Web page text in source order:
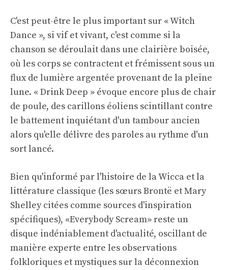
C'est peut-être le plus important sur « Witch
Dance », si vif et vivant, c'est comme si la
chanson se déroulait dans une clairière boisée,
où les corps se contractent et frémissent sous un
flux de lumière argentée provenant de la pleine
lune. « Drink Deep » évoque encore plus de chair
de poule, des carillons éoliens scintillant contre
le battement inquiétant d'un tambour ancien
alors qu'elle délivre des paroles au rythme d'un
sort lancé.
Bien qu'informé par l'histoire de la Wicca et la
littérature classique (les sœurs Brontë et Mary
Shelley citées comme sources d'inspiration
spécifiques), «Everybody Scream» reste un
disque indéniablement d'actualité, oscillant de
manière experte entre les observations
folkloriques et mystiques sur la déconnexion